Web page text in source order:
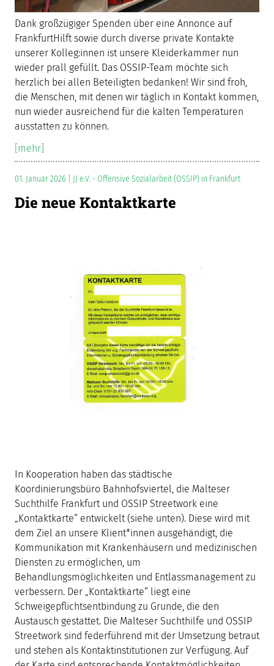
Dank großzügiger Spenden über eine Annonce auf
FrankfurtHilft sowie durch diverse private Kontakte
unserer Kolleg:innen ist unsere Kleiderkammer nun
wieder prall gefüllt. Das OSSIP-Team möchte sich
herzlich bei allen Beteiligten bedanken! Wir sind froh,
die Menschen, mit denen wir täglich in Kontakt kommen,
nun wieder ausreichend für die kalten Temperaturen
ausstatten zu können.
[mehr]
01. Januar 2026 | JJ e.V. - Offensive Sozialarbeit (OSSIP) in Frankfurt
Die neue Kontaktkarte
In Kooperation haben das städtische
Koordinierungsbüro Bahnhofsviertel, die Malteser
Suchthilfe Frankfurt und OSSIP Streetwork eine
„Kontaktkarte“ entwickelt (siehe unten). Diese wird mit
dem Ziel an unsere Klient*innen ausgehändigt, die
Kommunikation mit Krankenhäusern und medizinischen
Diensten zu ermöglichen, um
Behandlungsmöglichkeiten und Entlassmanagement zu
verbessern. Der „Kontaktkarte“ liegt eine
Schweigepflichtsentbindung zu Grunde, die den
Austausch gestattet. Die Malteser Suchthilfe und OSSIP
Streetwork sind federführend mit der Umsetzung betraut
und stehen als Kontaktinstitutionen zur Verfügung. Auf